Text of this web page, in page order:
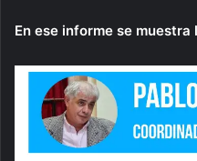
En ese informe se muestra